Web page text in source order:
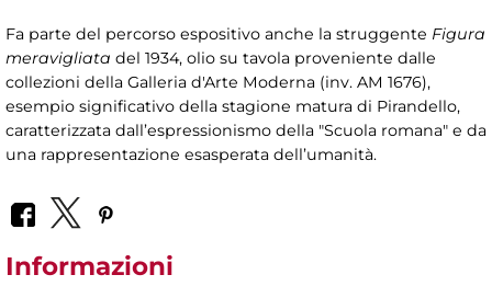
Fa parte del percorso espositivo anche la struggente Figura
meravigliata del 1934, olio su tavola proveniente dalle
collezioni della Galleria d'Arte Moderna (inv. AM 1676),
esempio significativo della stagione matura di Pirandello,
caratterizzata dall’espressionismo della "Scuola romana" e da
una rappresentazione esasperata dell’umanità.
Informazioni